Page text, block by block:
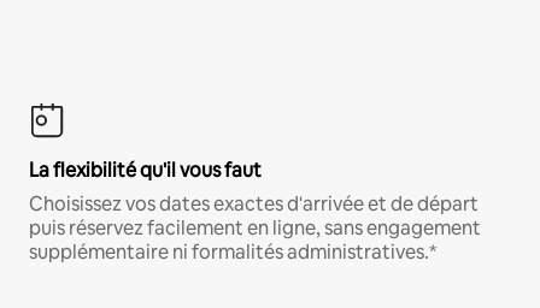
La flexibilité qu'il vous faut
Choisissez vos dates exactes d'arrivée et de départ
puis réservez facilement en ligne, sans engagement
supplémentaire ni formalités administratives.*